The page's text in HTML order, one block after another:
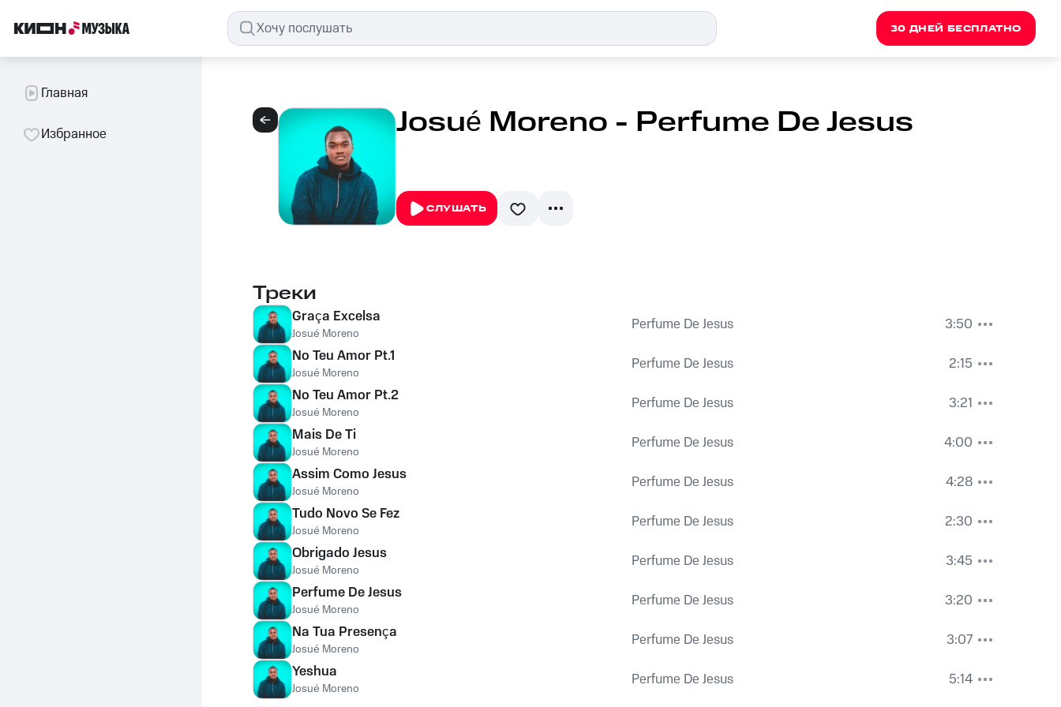
30 ДНЕЙ БЕСПЛАТНО
Главная
Избранное Josué Moreno - Perfume De Jesus
СЛУШАТЬ
Треки
Graça Excelsa
Josué Moreno Perfume De Jesus
3:50
No Teu Amor Pt.1
Josué Moreno Perfume De Jesus
2:15
No Teu Amor Pt.2
Josué Moreno Perfume De Jesus
3:21
Mais De Ti
Josué Moreno Perfume De Jesus
4:00
Assim Como Jesus
Josué Moreno Perfume De Jesus
4:28
Tudo Novo Se Fez
Josué Moreno Perfume De Jesus
2:30
Obrigado Jesus
Josué Moreno Perfume De Jesus
3:45
Perfume De Jesus
Josué Moreno Perfume De Jesus
3:20
Na Tua Presença
Josué Moreno Perfume De Jesus
3:07
Yeshua
Josué Moreno Perfume De Jesus 5:14